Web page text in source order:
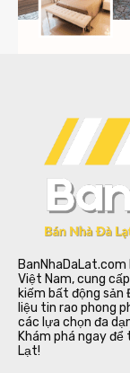
Việt Nam, cung
kiếm bất động sản
liệu tin rao phong
các lựa chọn đa
Khám phá ngay
Lạt!